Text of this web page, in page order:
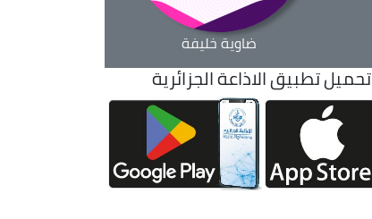
ضاوية خليفة
تحميل تطبيق الاذاعة الجزائرية